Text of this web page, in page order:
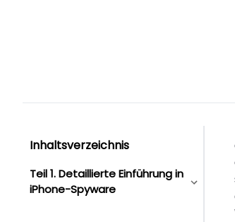
Inhaltsverzeichnis
Teil 1. Detaillierte Einführung in
iPhone-Spyware